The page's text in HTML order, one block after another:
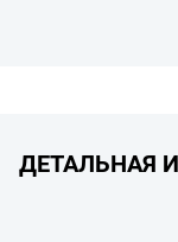
ДЕТАЛЬНАЯ